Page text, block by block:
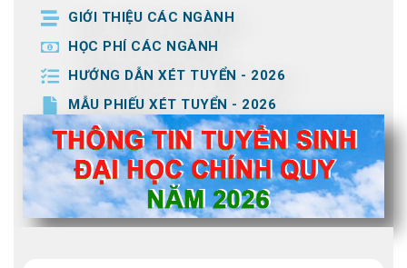
GIỚI THIỆU CÁC NGÀNH
HỌC PHÍ CÁC NGÀNH
HƯỚNG DẪN XÉT TUYỂN - 2026
MẪU PHIẾU XÉT TUYỂN - 2026